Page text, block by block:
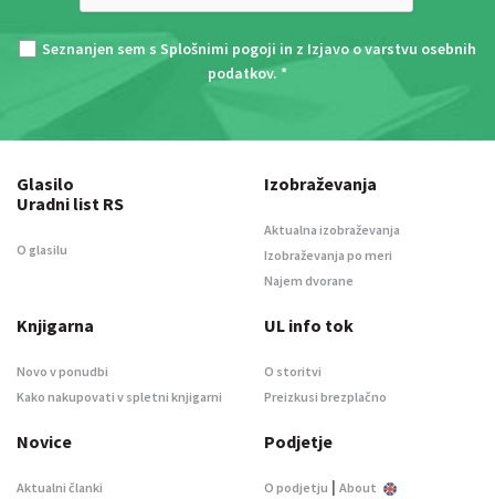
Seznanjen sem s Splošnimi pogoji in z Izjavo o varstvu osebnih
podatkov. *
Glasilo
Uradni list RS
O glasilu
Izobraževanja
Aktualna izobraževanja
Izobraževanja po meri
Najem dvorane
Knjigarna
Novo v ponudbi
Kako nakupovati v spletni knjigarni
UL info tok
O storitvi
Preizkusi brezplačno
Novice
Aktualni članki
Podjetje
O podjetju | About